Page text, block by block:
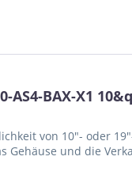
BAX-X1
von 10"- oder
Gehäuse und die